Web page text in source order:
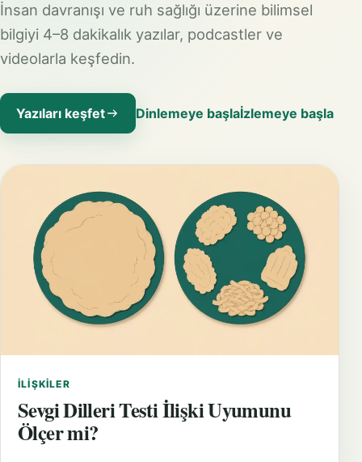
İnsan davranışı ve ruh sağlığı üzerine bilimsel
bilgiyi 4–8 dakikalık yazılar, podcastler ve
videolarla keşfedin.
Yazıları keşfet Dinlemeye başlaİzlemeye başla
İLIŞKILER
Sevgi Dilleri Testi İlişki Uyumunu
Ölçer mi?